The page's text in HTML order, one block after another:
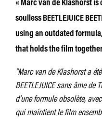
« Marc van de Klashorst
soulless BEETLEJUICE
using an outdated
that holds the film
“Marc van de Klashorst a
BEETLEJUICE sans âme
d’une formule obsolète,
qui maintient le film